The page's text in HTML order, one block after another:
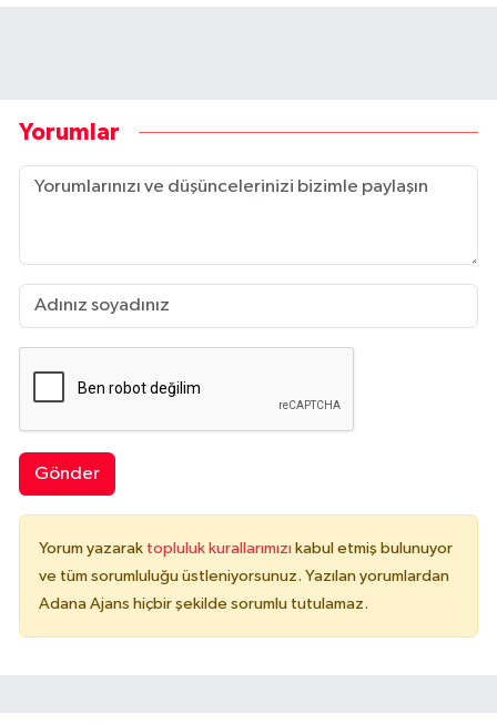
Yorumlar
Gönder
Yorum yazarak topluluk kurallarımızı kabul etmiş bulunuyor
ve tüm sorumluluğu üstleniyorsunuz. Yazılan yorumlardan
Adana Ajans hiçbir şekilde sorumlu tutulamaz.